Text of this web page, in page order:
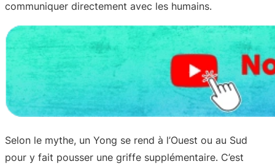
communiquer directement avec les humains.
Selon le mythe, un Yong se rend à l’Ouest ou au Sud
pour y fait pousser une griffe supplémentaire. C’est